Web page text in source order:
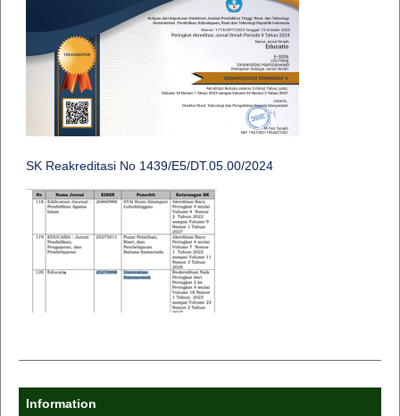
SK Reakreditasi No 1439/E5/DT.05.00/2024
Information